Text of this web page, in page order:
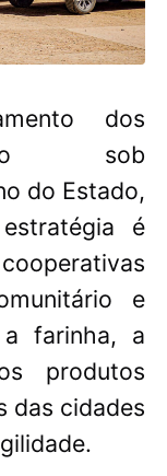
dos
sob
do Estado,
é
e
farinha, a
produtos
das cidades